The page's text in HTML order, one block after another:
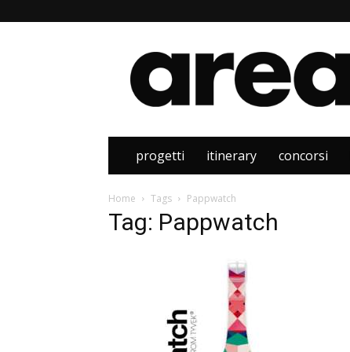
Area
progetti itinerary concorsi
Home Tags Pappwatch
Tag: Pappwatch